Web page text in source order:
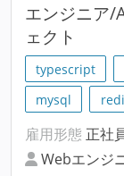
エンジニア/
ェクト
typescript
mysql
雇用形態 正社
Webエンジ